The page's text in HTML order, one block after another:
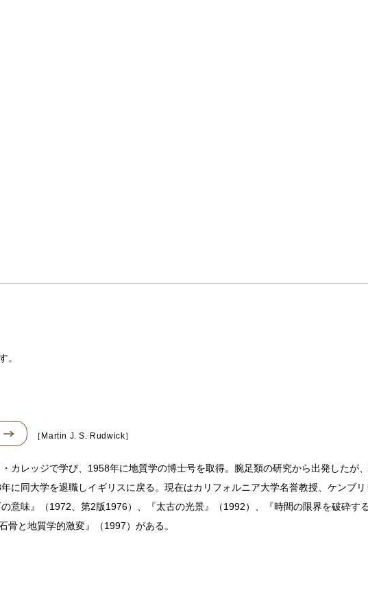
。
Martin J. S. Rudwick
カレッジで学び、1958年に地質学の博士号を取得。腕足類の研究から出発したが
に同大学を退職しイギリスに戻る。現在はカリフォルニア大学名誉教授、ケンブ
意味』（1972、第2版1976）、『太古の光景』（1992）、『時間の限界を破砕す
と地質学的激変』（1997）がある。